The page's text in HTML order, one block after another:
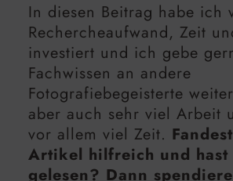
In diesen Beitrag habe ich
Rechercheaufwand, Zeit
investiert und ich gebe
Fachwissen an andere
Fotografiebegeisterte
aber auch sehr viel Arbeit
vor allem viel Zeit.
Artikel hilfreich und hast
gelesen? Dann